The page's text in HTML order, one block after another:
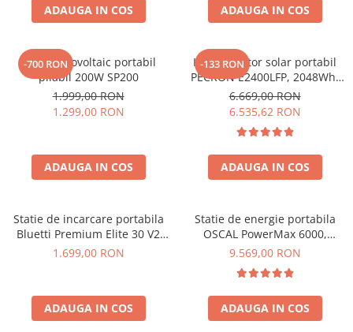
Intre 1000-2000W
Peste 3000W
Cauta dupa marca
Pecron
Oscal
Panouri Solare Pliabile
Cauta dupa marca
ADAUGA IN COS ADAUGA IN COS
-700 RON
Panou fotovoltaic portabil
pliabil 200W SP200
1.999,00 RON
1.299,00 RON
ADAUGA IN COS
-133 RON
Kit generator solar portabil
PECRON E2400LFP, 2048Wh,
2400W, 230V, Incarcare super
rapida, LiFePO4, Controler
MPPT dublu, Protectie BMS +
Panou solar 200W
6.669,00 RON
6.535,62 RON
ADAUGA IN COS
Statie de incarcare portabila
Bluetti Premium Elite 30 V2
600W 320Wh
1.699,00 RON
ADAUGA IN COS
Statie de energie portabila
OSCAL PowerMax 6000,
6000W (9000W varf), baterie
rapida in 1.96h, 14 porturi,
USB-C 100W, control
inteligent la distanta,
functionalitate UPS
9.569,00 RON
ADAUGA IN COS